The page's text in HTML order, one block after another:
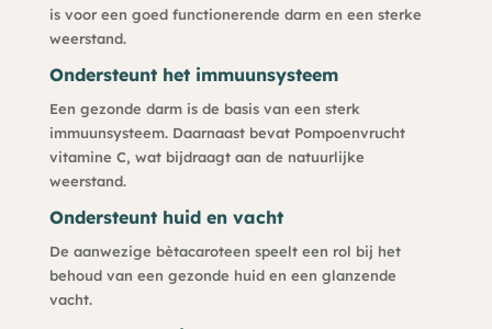
is voor een goed functionerende darm en een sterke
weerstand.
Ondersteunt het immuunsysteem
Een gezonde darm is de basis van een sterk
immuunsysteem. Daarnaast bevat Pompoenvrucht
vitamine C, wat bijdraagt aan de natuurlijke
weerstand.
Ondersteunt huid en vacht
De aanwezige bètacaroteen speelt een rol bij het
behoud van een gezonde huid en een glanzende
vacht.